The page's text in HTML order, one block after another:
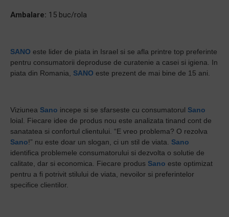
Ambalare: 15 buc/rola
SANO este lider de piata in Israel si se afla printre top preferinte
pentru consumatorii deproduse de curatenie a casei si igiena. In
piata din Romania, SANO este prezent de mai bine de 15 ani.
Viziunea Sano incepe si se sfarseste cu consumatorul Sano
loial. Fiecare idee de produs nou este analizata tinand cont de
sanatatea si confortul clientului. “E vreo problema? O rezolva
Sano!” nu este doar un slogan, ci un stil de viata. Sano
identifica problemele consumatorului si dezvolta o solutie de
calitate, dar si economica. Fiecare produs Sano este optimizat
pentru a fi potrivit stilului de viata, nevoilor si preferintelor
specifice clientilor.